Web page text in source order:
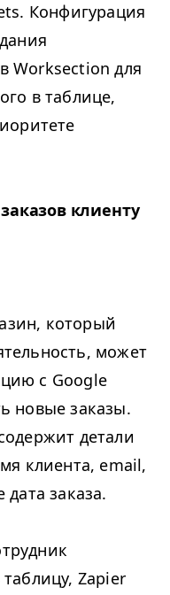
Конфигурация
Work­sec­tion для
в таблице,
клиенту
который
может
с Google
новые заказы.
детали
клиента, email,
заказа.
Zapi­er